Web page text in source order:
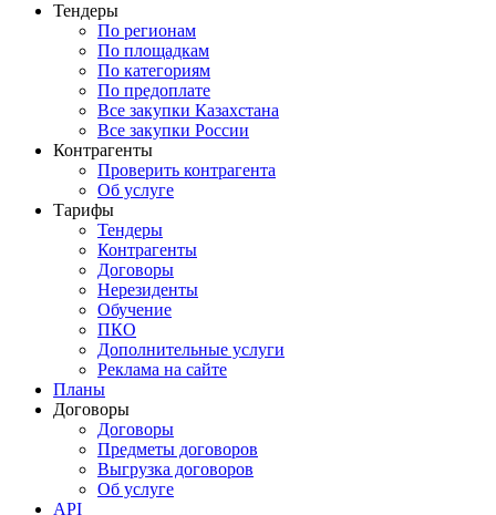
Тендеры
По регионам
По площадкам
По категориям
По предоплате
Все закупки Казахстана
Все закупки России
Контрагенты
Проверить контрагента
Об услуге
Тарифы
Тендеры
Контрагенты
Договоры
Нерезиденты
Обучение
ПКО
Дополнительные услуги
Реклама на сайте
Планы
Договоры
Договоры
Предметы договоров
Выгрузка договоров
Об услуге
API